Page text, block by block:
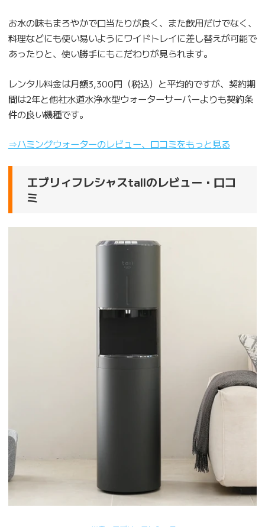
お水の味もまろやかで口当たりが良く、また飲用だけでなく、
料理などにも使い易いようにワイドトレイに差し替えが可能で
あったりと、使い勝手にもこだわりが見られます。
レンタル料金は月額3,300円（税込）と平均的ですが、契約期
間は2年と他社水道水浄水型ウォーターサーバーよりも契約条
件の良い機種です。
⇒ハミングウォーターのレビュー、口コミをもっと見る
エブリィフレシャスtallのレビュー・口コ
ミ